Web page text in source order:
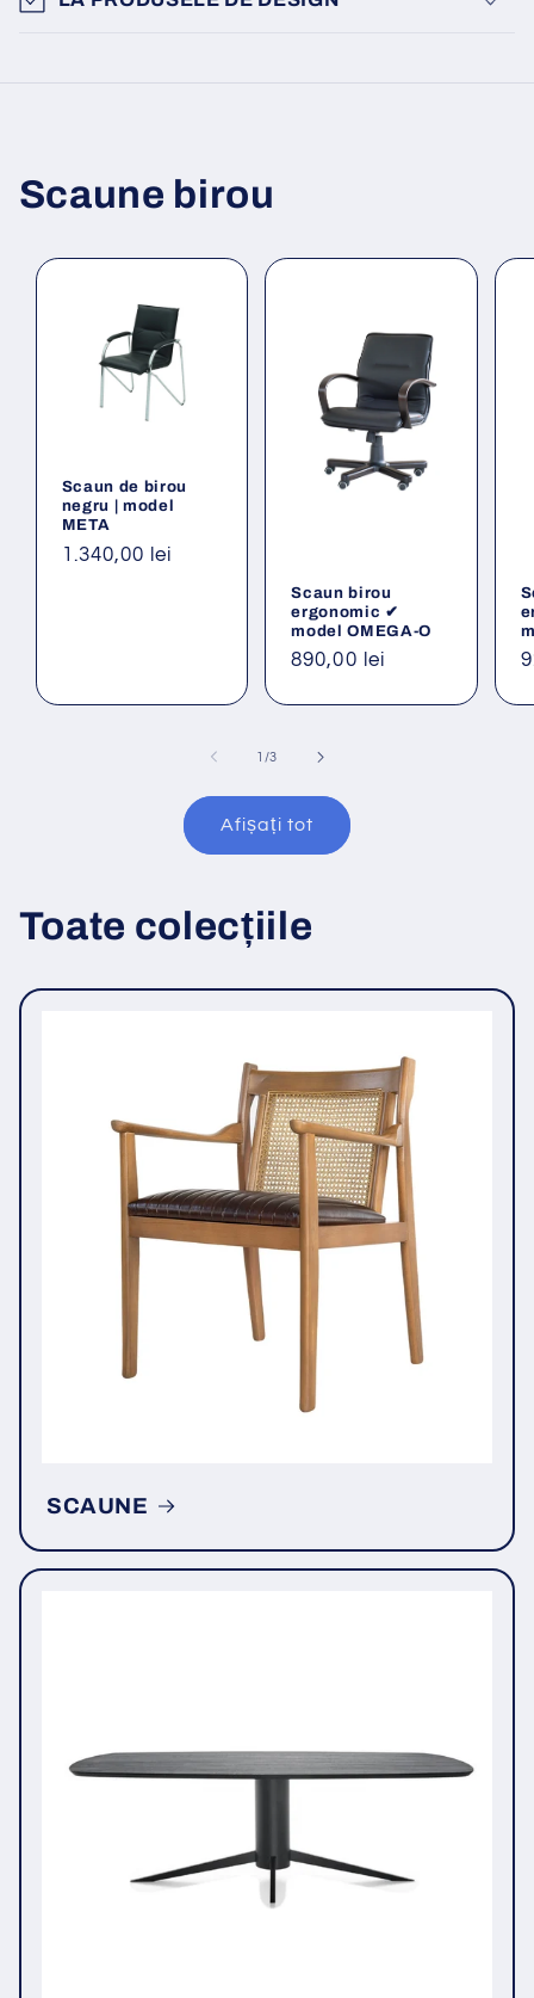
Scaune birou
Scaun de birou
negru | model
META
Preț
1.340,00 lei
Scaun birou
ergonomic ✔
model OMEGA-O
Preț
890,00 lei
1 /din
3
Afișați tot
Toate colecțiile
SCAUNE